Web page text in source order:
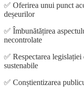
✅ Oferirea unui punct
deșeurilor
✅ Îmbunătățirea
necontrolate
✅ Respectarea
sustenabile
✅ Conștientizarea